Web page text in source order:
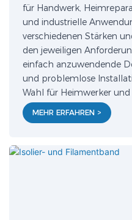
für Handwerk,
und industrielle
verschiedenen Stärken
den jeweiligen
einfach anzuwendende
und problemlose
Wahl für Heimwerker und
MEHR ERFAHREN >